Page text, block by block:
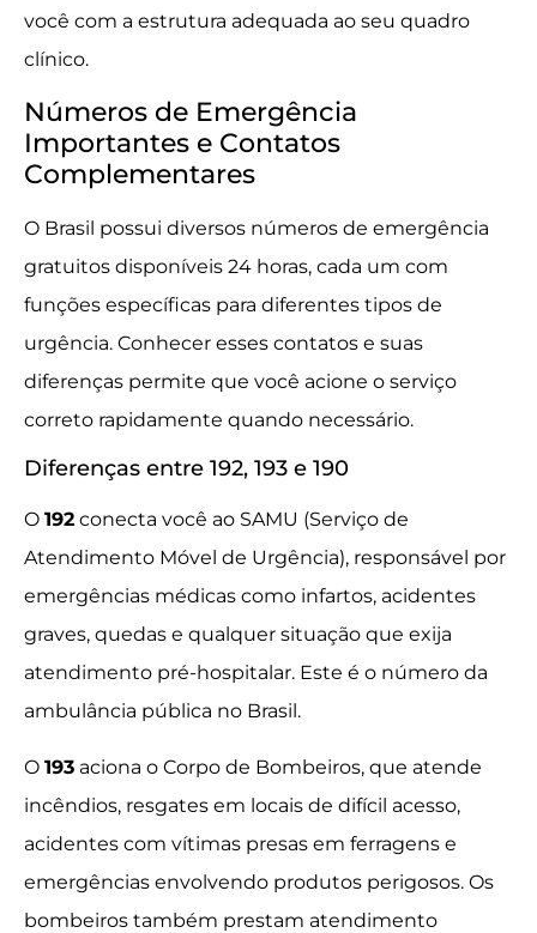
você com a estrutura adequada ao seu quadro
clínico.
Números de Emergência
Importantes e Contatos
Complementares
O Brasil possui diversos números de emergência
gratuitos disponíveis 24 horas, cada um com
funções específicas para diferentes tipos de
urgência. Conhecer esses contatos e suas
diferenças permite que você acione o serviço
correto rapidamente quando necessário.
Diferenças entre 192, 193 e 190
O 192 conecta você ao SAMU (Serviço de
Atendimento Móvel de Urgência), responsável por
emergências médicas como infartos, acidentes
graves, quedas e qualquer situação que exija
atendimento pré-hospitalar. Este é o número da
ambulância pública no Brasil.
O 193 aciona o Corpo de Bombeiros, que atende
incêndios, resgates em locais de difícil acesso,
acidentes com vítimas presas em ferragens e
emergências envolvendo produtos perigosos. Os
bombeiros também prestam atendimento